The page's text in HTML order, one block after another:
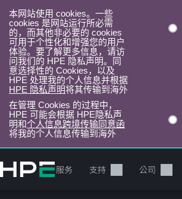
本网站使用 cookies。一些
cookies 是网站运行所必需
的，而其他非必要的 cookies
可用于个性化和增强您的用户
体验。要了解更多信息，请访
问我们的 HPE 隐私声明。同
意选择性的 Cookies，以及
HPE 处理我的个人信息并根据
HPE 隐私声明将其传输到海外
在管理 Cookies 的过程中，
HPE 可能会根据 HPE隐私声
明和个人信息跨境传输同意函
将我的个人信息传输到海外
转
到
产品 服务 支持 公司